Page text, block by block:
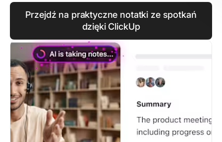
Przejdź na praktyczne notatki ze spotkań
dzięki ClickUp